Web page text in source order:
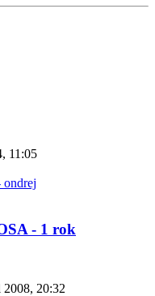
11:05
ondrej
- 1 rok
2008, 20:32